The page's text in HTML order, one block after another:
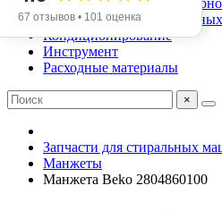
Запчасти для газовых
Запчасти для
Кондиционирование
Инструмент
Расходные материалы
×
Запчасти для стиральных
Манжеты
Манжета Beko 2804860100
67 отзывов • 101 оценка